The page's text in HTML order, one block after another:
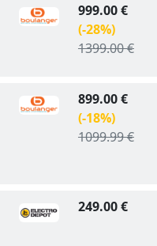
999.00 €
(-28%)
1399.00 €
899.00 €
(-18%)
1099.99 €
249.00 €